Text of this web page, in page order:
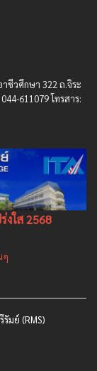
ชีวศึกษา 322 ถ.จิระ
611079 โทรสาร:
งใส 2568
ๆ
มย์ (RMS)